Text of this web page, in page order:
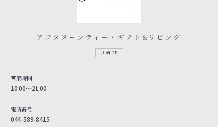
アフタヌーンティー・ギフト&リビング
川崎 3F
営業時間
10:00～21:00
電話番号
044-589-8415